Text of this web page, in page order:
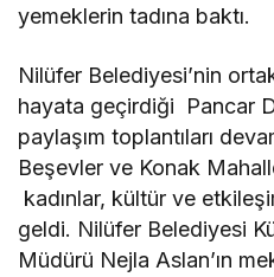
yemeklerin tadına baktı.
Nilüfer Belediyesi’nin
hayata geçirdiği Pancar
paylaşım toplantıları
Beşevler ve Konak
kadınlar, kültür ve
geldi. Nilüfer Belediyesi
Müdürü Nejla Aslan’ın